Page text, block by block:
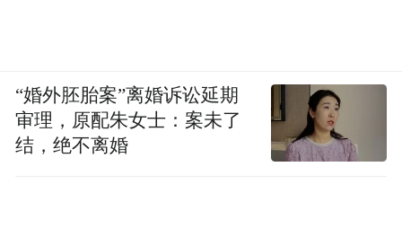
“婚外胚胎案”离婚诉讼延期
审理，原配朱女士：案未了
结，绝不离婚